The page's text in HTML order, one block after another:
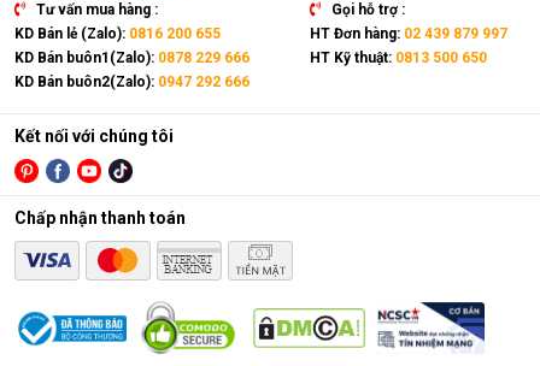
Tư vấn mua hàng :
KD Bán lẻ (Zalo): 0816 200 655
KD Bán buôn1(Zalo): 0878 229 666
KD Bán buôn2(Zalo): 0947 292 666
Gọi hỗ trợ :
HT Đơn hàng: 02 439 879 997
HT Kỹ thuật: 0813 500 650
Kết nối với chúng tôi
Chấp nhận thanh toán